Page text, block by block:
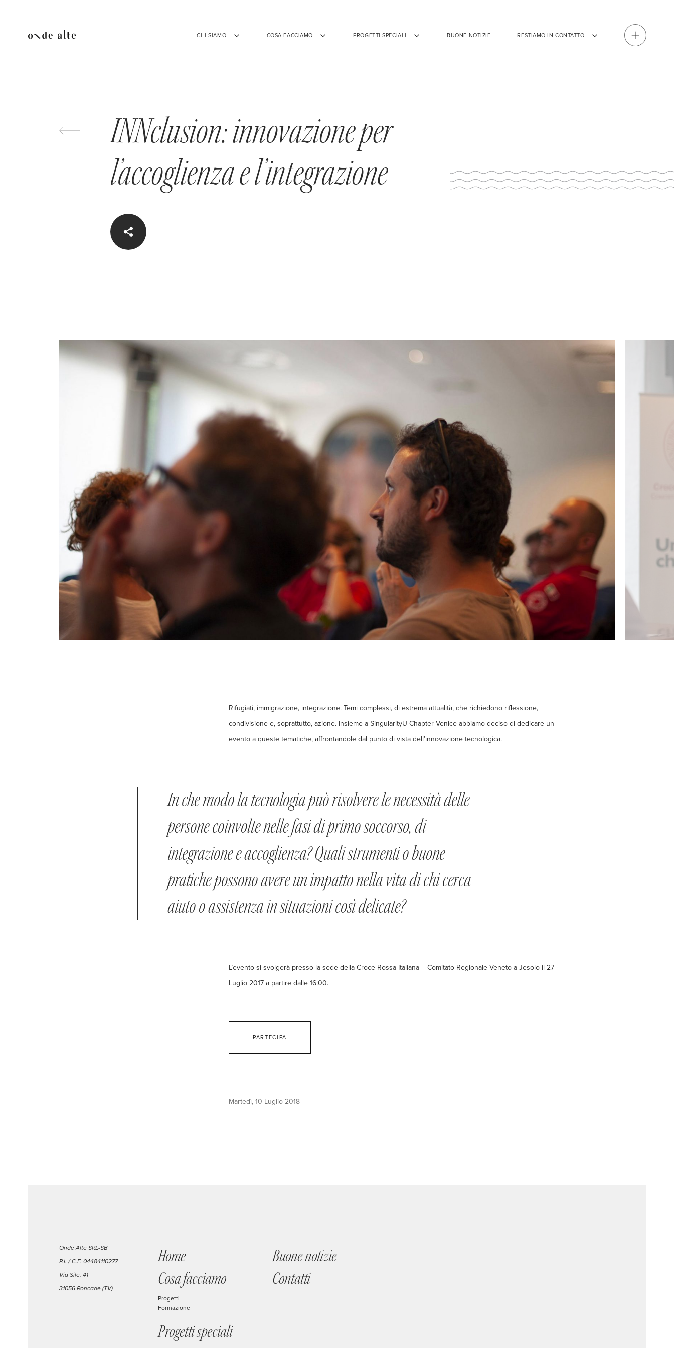
CHI SIAMO COSA FACCIAMO PROGETTI SPECIALI BUONE NOTIZIE RESTIAMO IN CONTATTO
INNclusion: innovazione per
l’accoglienza e l’integrazione
Rifugiati, immigrazione, integrazione. Temi complessi, di estrema attualità, che richiedono riflessione,
condivisione e, soprattutto, azione. Insieme a SingularityU Chapter Venice abbiamo deciso di dedicare un
evento a queste tematiche, affrontandole dal punto di vista dell’innovazione tecnologica.
In che modo la tecnologia può risolvere le necessità delle
persone coinvolte nelle fasi di primo soccorso, di
integrazione e accoglienza? Quali strumenti o buone
pratiche possono avere un impatto nella vita di chi cerca
aiuto o assistenza in situazioni così delicate?
L’evento si svolgerà presso la sede della Croce Rossa Italiana – Comitato Regionale Veneto a Jesolo il 27
Luglio 2017 a partire dalle 16:00.
PARTECIPA
Martedì, 10 Luglio 2018
Onde Alte SRL-SB
P.I. / C.F. 04484110277
Via Sile, 41
31056 Roncade (TV)
Home
Cosa facciamo
Progetti
Formazione
Progetti speciali
Buone notizie
Contatti